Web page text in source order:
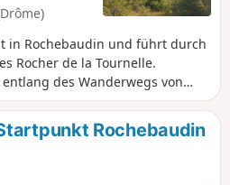
in Rochebaudin und führt durch
Rocher de la Tournelle.
des Wanderwegs von
vorbei (mögliche Route
auf denGRP® von Dieulefit,
entlang der Schlucht
kann.
Rochebaudin